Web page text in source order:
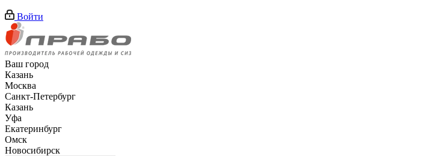
Войти
Ваш город
Казань
Москва
Санкт-Петербург
Казань
Уфа
Екатеринбург
Омск
Новосибирск